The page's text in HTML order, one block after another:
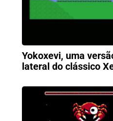
Yokoxevi, uma
lateral do clássico